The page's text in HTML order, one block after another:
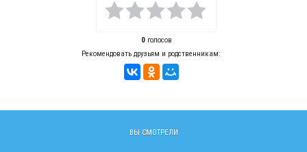
0голосов
Рекомендовать друзьям и родственникам:
ВЫ СМОТРЕЛИ